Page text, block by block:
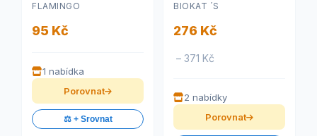
FLAMINGO
95 Kč
1 nabídka
Porovnat
⚖️ + Srovnat
BIOKAT ´S
276 Kč
– 371 Kč
2 nabídky
Porovnat